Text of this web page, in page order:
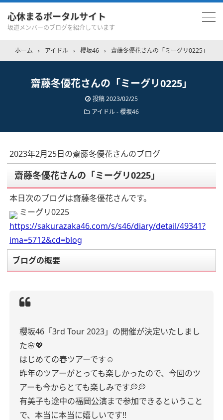
心休まるポータルサイト
坂道メンバーのブログを紹介しています
ホーム › アイドル › 櫻坂46 › 齋藤冬優花さんの「ミーグリ0225」
齋藤冬優花さんの「ミーグリ0225」
投稿2023/02/25
アイドル - 櫻坂46
2023年2月25日の齋藤冬優花さんのブログ
齋藤冬優花さんの「ミーグリ0225」
本日次のブログは齋藤冬優花さんです。
ミーグリ0225
https://sakurazaka46.com/s/s46/diary/detail/49341?
ima=5712&cd=blog
ブログの概要
櫻坂46「3rd Tour 2023」の開催が決定いたしまし
た🌸💖
はじめての春ツアーです☺️
昨年のツアーがとっても楽しかったので、今回のツ
アーも今からとても楽しみです💭💭
有美子も途中の福岡公演まで参加できるということ
で、本当に本当に嬉しいです!!